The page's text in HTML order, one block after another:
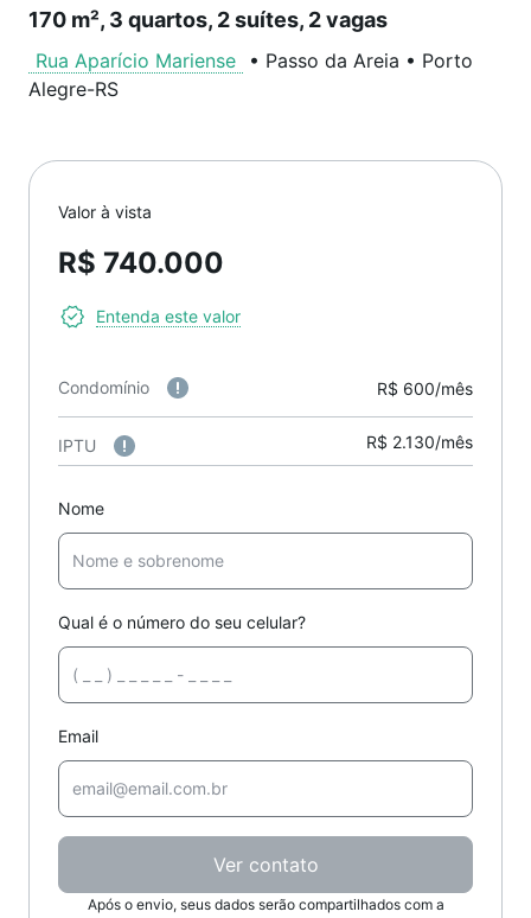
170 m², 3 quartos, 2 suítes, 2 vagas
Rua Aparício Mariense • Passo da Areia • Porto
Alegre-RS
Valor à vista
R$ 740.000
Entenda este valor
Condomínio R$ 600/mês
IPTU R$ 2.130/mês
Nome
Qual é o número do seu celular?
Email
Ver contato
Após o envio, seus dados serão compartilhados com a